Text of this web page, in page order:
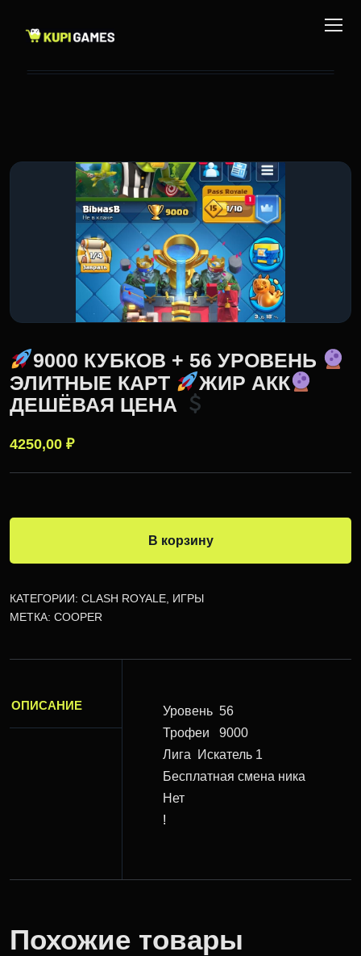
9000 КУБКОВ + 56 УРОВЕНЬ
ЭЛИТНЫЕ КАРТ
ЖИР АКК
ДЕШЁВАЯ ЦЕНА
4250,00 ₽
В корзину
КАТЕГОРИИ: CLASH ROYALE ИГРЫ
МЕТКА: COOPER
ОПИСАНИЕ Уровень56
Трофеи9000
Лига
Искатель 1
Бесплатная смена ника
Нет
!
Похожие товары